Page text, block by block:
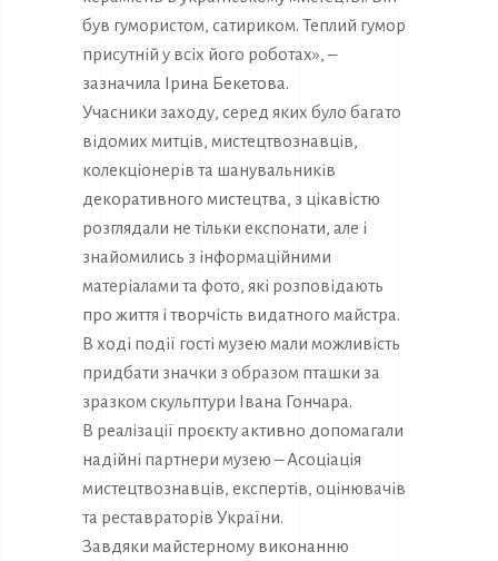
був гумористом, сатириком. Теплий гумор
присутній у всіх його роботах», –
зазначила Ірина Бекетова.
Учасники заходу, серед яких було багато
відомих митців, мистецтвознавців,
колекціонерів та шанувальників
декоративного мистецтва, з цікавістю
розглядали не тільки експонати, але і
знайомились з інформаційними
матеріалами та фото, які розповідають
про життя і творчість видатного майстра.
В ході події гості музею мали можливість
придбати значки з образом пташки за
зразком скульптури Івана Гончара.
В реалізації проєкту активно допомагали
надійні партнери музею – Асоціація
мистецтвознавців, експертів, оцінювачів
та реставраторів України.
Завдяки майстерному виконанню